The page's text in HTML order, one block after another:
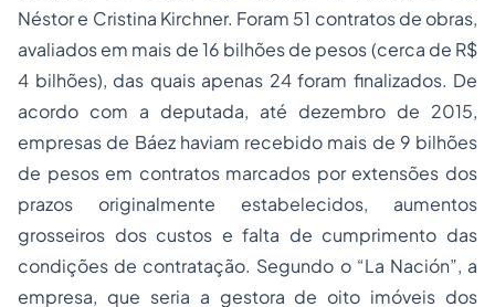
Néstor e Cristina Kirchner. Foram 51 contratos de obras,
avaliados em mais de 16 bilhões de pesos (cerca de R$
4 bilhões), das quais apenas 24 foram finalizados. De
acordo com a deputada, até dezembro de 2015,
empresas de Báez haviam recebido mais de 9 bilhões
de pesos em contratos marcados por extensões dos
prazos originalmente estabelecidos, aumentos
grosseiros dos custos e falta de cumprimento das
condições de contratação. Segundo o “La Nación”, a
empresa, que seria a gestora de oito imóveis dos